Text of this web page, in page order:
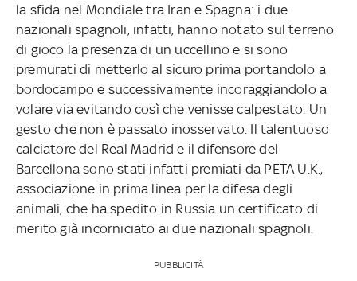
la sfida nel Mondiale tra Iran e Spagna: i due
nazionali spagnoli, infatti, hanno notato sul terreno
di gioco la presenza di un uccellino e si sono
premurati di metterlo al sicuro prima portandolo a
bordocampo e successivamente incoraggiandolo a
volare via evitando così che venisse calpestato. Un
gesto che non è passato inosservato. Il talentuoso
calciatore del Real Madrid e il difensore del
Barcellona sono stati infatti premiati da PETA U.K.,
associazione in prima linea per la difesa degli
animali, che ha spedito in Russia un certificato di
merito già incorniciato ai due nazionali spagnoli.
PUBBLICITÀ